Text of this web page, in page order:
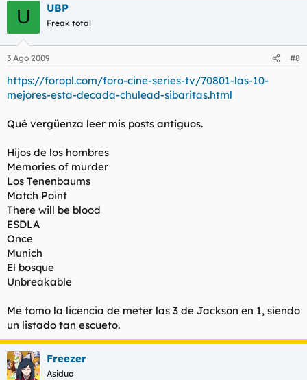
U UBP
Freak total
3 Ago 2009 #8
https://foropl.com/foro-cine-series-tv/70801-las-10-
mejores-esta-decada-chulead-sibaritas.html
Qué vergüenza leer mis posts antiguos.
Hijos de los hombres
Memories of murder
Los Tenenbaums
Match Point
There will be blood
ESDLA
Once
Munich
El bosque
Unbreakable
Me tomo la licencia de meter las 3 de Jackson en 1, siendo
un listado tan escueto.
Freezer
Asiduo